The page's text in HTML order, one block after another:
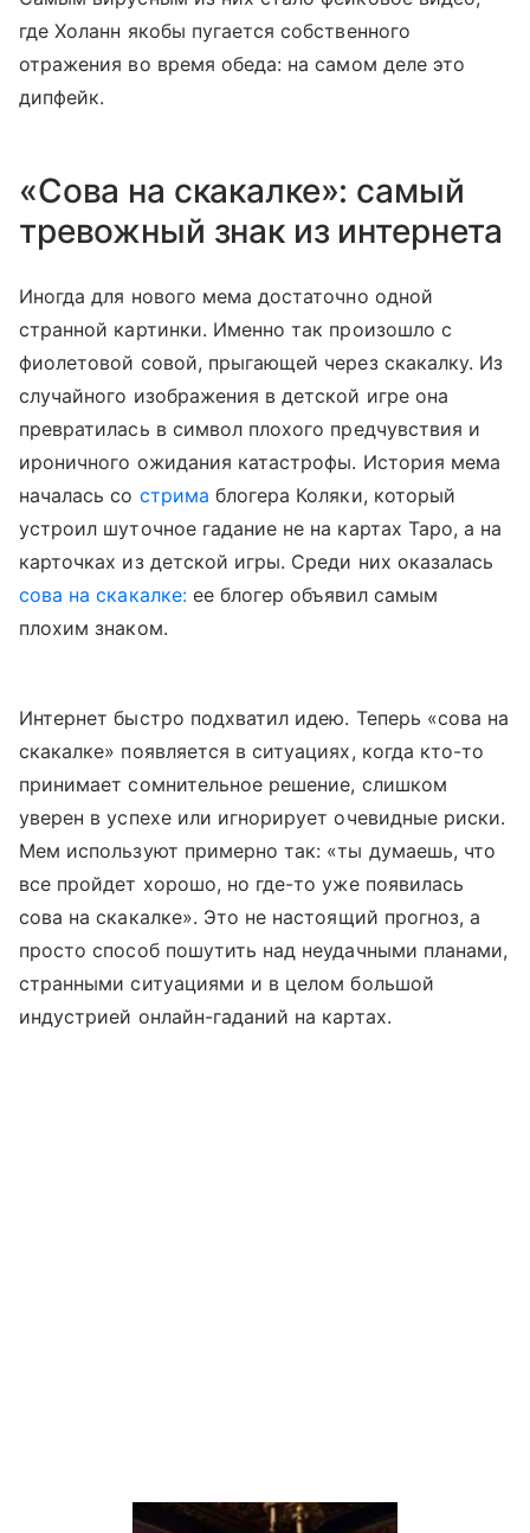
где Холанн якобы пугается собственного
отражения во время обеда: на самом деле это
дипфейк.
«Сова на скакалке»: самый
тревожный знак из интернета
Иногда для нового мема достаточно одной
странной картинки. Именно так произошло с
фиолетовой совой, прыгающей через скакалку. Из
случайного изображения в детской игре она
превратилась в символ плохого предчувствия и
ироничного ожидания катастрофы. История мема
началась со стрима блогера Коляки, который
устроил шуточное гадание не на картах Таро, а на
карточках из детской игры. Среди них оказалась
сова на скакалке:ее блогер объявил самым
плохим знаком.
Интернет быстро подхватил идею. Теперь «сова на
скакалке» появляется в ситуациях, когда кто-то
принимает сомнительное решение, слишком
уверен в успехе или игнорирует очевидные риски.
Мем используют примерно так: «ты думаешь, что
все пройдет хорошо, но где-то уже появилась
сова на скакалке». Это не настоящий прогноз, а
просто способ пошутить над неудачными планами,
странными ситуациями и в целом большой
индустрией онлайн-гаданий на картах.